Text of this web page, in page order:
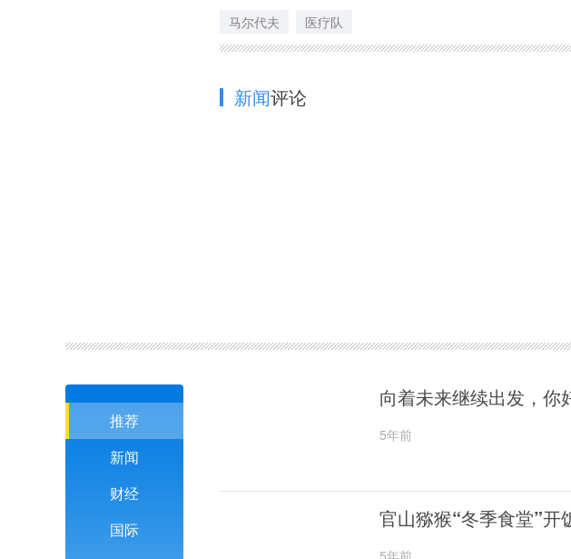
马尔代夫 医疗队
新闻评论
推荐
新闻
财经
国际
向着未来继续出发，你
5年前
官山猕猴“冬季食堂”开
5年前